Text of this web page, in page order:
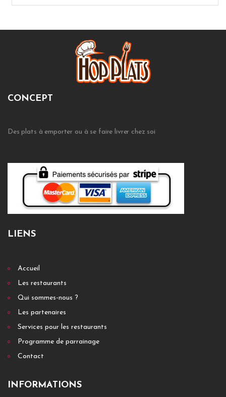
CONCEPT
Des plats à emporter ou à se faire livrer chez soi
LIENS
Accueil
Les restaurants
Qui sommes-nous ?
Les partenaires
Services pour les restaurants
Programme de parrainage
Contact
INFORMATIONS